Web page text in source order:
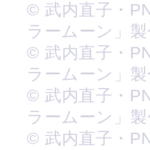
© 武内直子・
ラームーン」
© 武内直子・
ラームーン」
© 武内直子・
ラームーン」
© 武内直子・